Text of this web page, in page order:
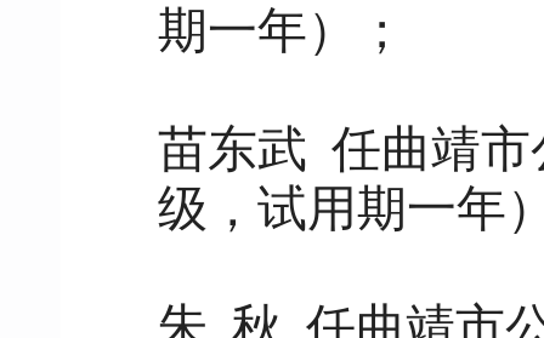
期一年）；
苗东武 任曲靖市
级，试用期一年